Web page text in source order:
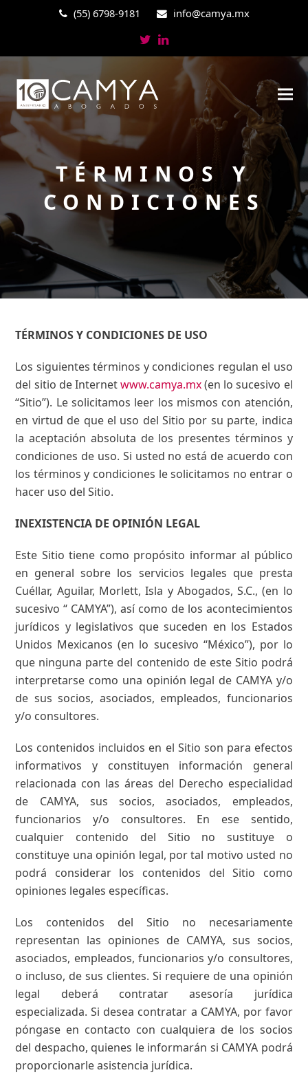
(55) 6798-9181 info@camya.mx
TwitterLinkedIn
TÉRMINOS Y
CONDICIONES
TÉRMINOS Y CONDICIONES DE USO
Los siguientes términos y condiciones regulan el uso
del sitio de Internetwww.camya.mx(en lo sucesivo el
“Sitio”). Le solicitamos leer los mismos con atención,
en virtud de que el uso del Sitio por su parte, indica
la aceptación absoluta de los presentes términos y
condiciones de uso. Si usted no está de acuerdo con
los términos y condiciones le solicitamos no entrar o
hacer uso del Sitio.
INEXISTENCIA DE OPINIÓN LEGAL
Este Sitio tiene como propósito informar al público
en general sobre los servicios legales que presta
Cuéllar, Aguilar, Morlett, Isla y Abogados, S.C., (en lo
sucesivo “ CAMYA”), así como de los acontecimientos
jurídicos y legislativos que suceden en los Estados
Unidos Mexicanos (en lo sucesivo “México”), por lo
que ninguna parte del contenido de este Sitio podrá
interpretarse como una opinión legal de CAMYA y/o
de sus socios, asociados, empleados, funcionarios
y/o consultores.
Los contenidos incluidos en el Sitio son para efectos
informativos y constituyen información general
relacionada con las áreas del Derecho especialidad
de CAMYA, sus socios, asociados, empleados,
funcionarios y/o consultores. En ese sentido,
cualquier contenido del Sitio no sustituye o
constituye una opinión legal, por tal motivo usted no
podrá considerar los contenidos del Sitio como
opiniones legales específicas.
Los contenidos del Sitio no necesariamente
representan las opiniones de CAMYA, sus socios,
asociados, empleados, funcionarios y/o consultores,
o incluso, de sus clientes. Si requiere de una opinión
legal deberá contratar asesoría jurídica
especializada. Si desea contratar a CAMYA, por favor
póngase en contacto con cualquiera de los socios
del despacho, quienes le informarán si CAMYA podrá
proporcionarle asistencia jurídica.